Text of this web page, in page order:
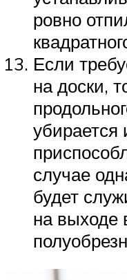
ровно
Если
на доски,
убирается
случае
будет
на выходе